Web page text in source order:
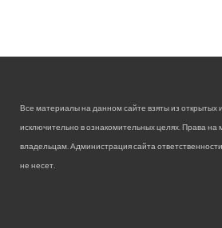
Все материалы на данном сайте взяты из открытых
исключительно в ознакомительных целях. Права
владельцам. Администрация сайта
не несет.